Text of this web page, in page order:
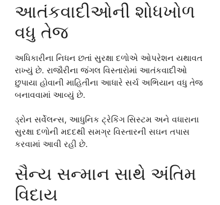
આતંકવાદીઓની શોધખોળ
વધુ તેજ
અધિકારીના નિધન છતાં સુરક્ષા દળોએ ઓપરેશન યથાવત
રાખ્યું છે. રાજૌરીના જંગલ વિસ્તારોમાં આતંકવાદીઓ
છુપાયા હોવાની માહિતીના આધારે સર્ચ અભિયાન વધુ તેજ
બનાવવામાં આવ્યું છે.
ડ્રોન સર્વેલન્સ, આધુનિક ટ્રેકિંગ સિસ્ટમ અને વધારાના
સુરક્ષા દળોની મદદથી સમગ્ર વિસ્તારની સઘન તપાસ
કરવામાં આવી રહી છે.
સૈન્ય સન્માન સાથે અંતિમ
વિદાય